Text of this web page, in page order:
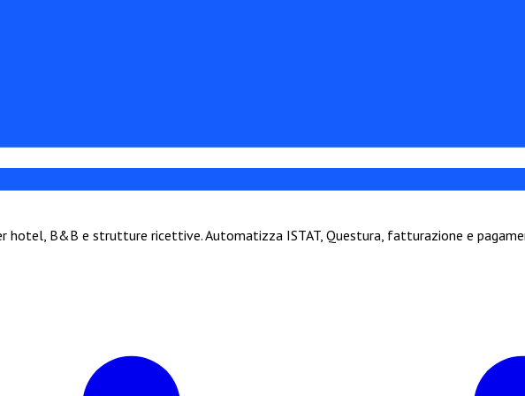
B&B e strutture ricettive. Automatizza ISTAT, Questura, fatturazione e